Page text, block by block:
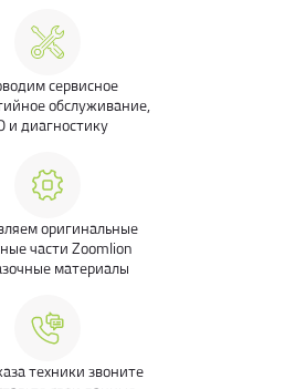
сервисное
обслуживание,
и диагностику
оригинальные
части Zoomlion
материалы
техники звоните